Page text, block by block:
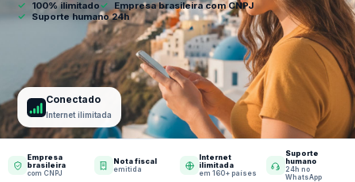
✓ 100% ilimitado✓
Empresa brasileira com CNPJ
✓
Suporte humano 24h
Conectado
Internet ilimitada
Empresa
brasileira
com CNPJ
Nota fiscal
emitida
Internet
ilimitada
em 160+ países
Suporte
humano
24h no
WhatsApp